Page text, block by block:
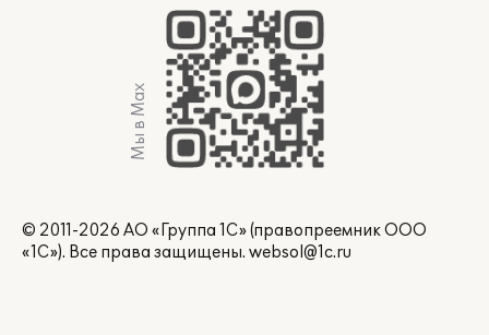
Мы в Max
© 2011-2026 АО «Группа 1С» (правопреемник ООО
«1С»). Все права защищены. websol@1c.ru